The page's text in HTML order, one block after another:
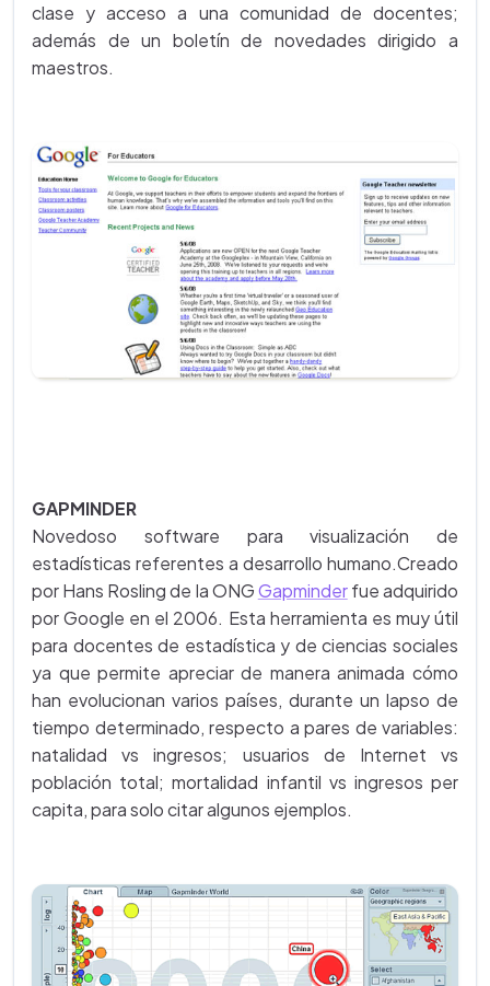
clase y acceso a una comunidad de docentes;
además de un boletín de novedades dirigido a
maestros.
GAPMINDER
Novedoso software para visualización de
estadísticas referentes a desarrollo humano.Creado
por Hans Rosling de la ONGGapminderfue adquirido
por Google en el 2006. Esta herramienta es muy útil
para docentes de estadística y de ciencias sociales
ya que permite apreciar de manera animada cómo
han evolucionan varios países, durante un lapso de
tiempo determinado, respecto a pares de variables:
natalidad vs ingresos; usuarios de Internet vs
población total; mortalidad infantil vs ingresos per
capita, para solo citar algunos ejemplos.